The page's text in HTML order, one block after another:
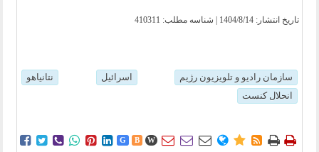
تاریخ انتشار: 1404/8/14 | شناسه مطلب: 410311
سازمان رادیو و تلویزیون رژیم اسرائیل
نتانیاهو
انحلال کنست
      G B W        